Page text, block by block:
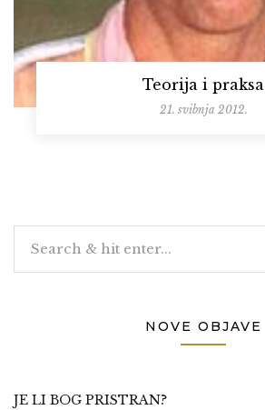
Teorija i praksa
21. svibnja 2012.
NOVE OBJAVE
JE LI BOG PRISTRAN?